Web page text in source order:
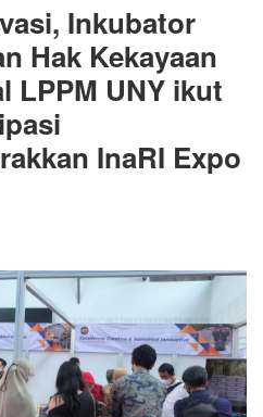
Inkubator
Hak Kekayaan
LPPM UNY ikut
InaRI Expo